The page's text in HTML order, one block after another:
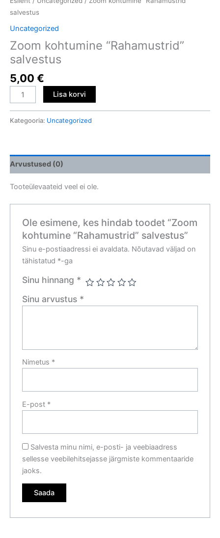
salvestus
Uncategorized
Zoom kohtumine “Rahamustrid”
salvestus
5,00 €
Lisa korvi
Kategooria: Uncategorized
Arvustused (0)
Tooteülevaateid veel ei ole.
Ole esimene, kes hindab toodet “Zoom
kohtumine “Rahamustrid” salvestus”
Sinu e-postiaadressi ei avaldata. Nõutavad väljad on
tähistatud *-ga
Sinu hinnang *
Sinu arvustus *
Nimetus *
E-post *
Salvesta minu nimi, e-posti- ja veebiaadress
sellesse veebilehitsejasse järgmiste kommentaaride
jaoks.